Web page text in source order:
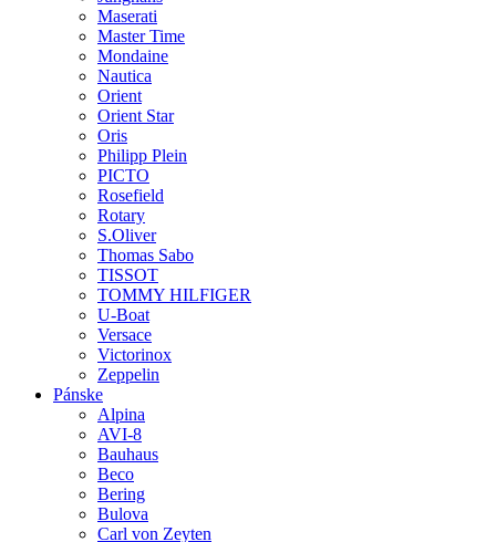
Maserati
Master Time
Mondaine
Nautica
Orient
Orient Star
Oris
Philipp Plein
PICTO
Rosefield
Rotary
S.Oliver
Thomas Sabo
TISSOT
TOMMY HILFIGER
U-Boat
Versace
Victorinox
Zeppelin
Pánske
Alpina
AVI-8
Bauhaus
Beco
Bering
Bulova
Carl von Zeyten